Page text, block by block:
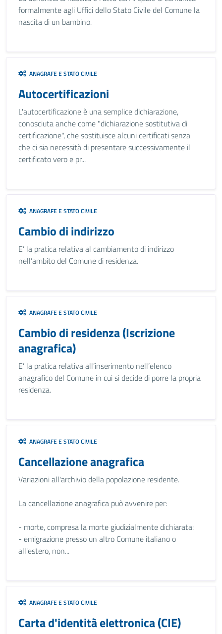
formalmente agli Uffici dello Stato Civile del Comune la
nascita di un bambino.
ANAGRAFE E STATO CIVILE
Autocertificazioni
L'autocertificazione è una semplice dichiarazione,
conosciuta anche come "dichiarazione sostitutiva di
certificazione", che sostituisce alcuni certificati senza
che ci sia necessità di presentare successivamente il
certificato vero e pr...
ANAGRAFE E STATO CIVILE
Cambio di indirizzo
E’ la pratica relativa al cambiamento di indirizzo
nell’ambito del Comune di residenza.
ANAGRAFE E STATO CIVILE
Cambio di residenza (Iscrizione
anagrafica)
E’ la pratica relativa all’inserimento nell’elenco
anagrafico del Comune in cui si decide di porre la propria
residenza.
ANAGRAFE E STATO CIVILE
Cancellazione anagrafica
Variazioni all'archivio della popolazione residente.
La cancellazione anagrafica può avvenire per:
- morte, compresa la morte giudizialmente dichiarata:
- emigrazione presso un altro Comune italiano o
all'estero, non...
ANAGRAFE E STATO CIVILE
Carta d'identità elettronica (CIE)